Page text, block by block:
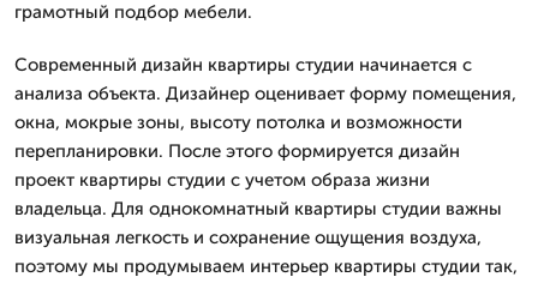
грамотный подбор мебели.
Современный дизайн квартиры студии начинается с
анализа объекта. Дизайнер оценивает форму помещения,
окна, мокрые зоны, высоту потолка и возможности
перепланировки. После этого формируется дизайн
проект квартиры студии с учетом образа жизни
владельца. Для однокомнатный квартиры студии важны
визуальная легкость и сохранение ощущения воздуха,
поэтому мы продумываем интерьер квартиры студии так,